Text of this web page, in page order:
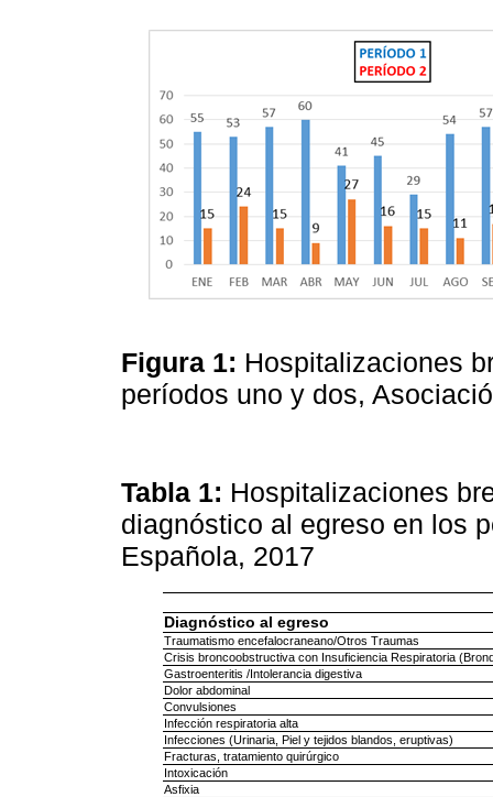
Figura 1: Hospitalizaciones
períodos uno y dos,
Tabla 1: Hospitalizaciones
diagnóstico al egreso en los
Española, 2017
Diagnóstico al egreso
Traumatismo encefalocraneano/Otros Traumas
Crisis broncoobstructiva con Insuficiencia Respiratoria
Gastroenteritis /Intolerancia digestiva
Dolor abdominal
Convulsiones
Infección respiratoria alta
Infecciones (Urinaria, Piel y tejidos blandos, eruptivas)
Fracturas, tratamiento quirúrgico
Intoxicación
Asfixia